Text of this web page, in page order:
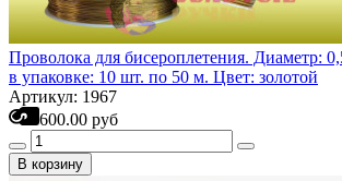
Проволока для бисероплетения. Диаметр:
в упаковке: 10 шт. по 50 м. Цвет: золотой
Артикул: 1967
600.00 руб
В корзину